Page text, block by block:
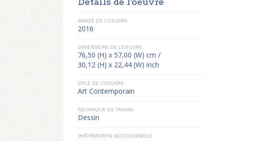
ANNÉE DE L'OEUVRE
2016
DIMENSIONS DE L'OEUVRE
76,50 (H) x 57,00 (W) cm /
30,12 (H) x 22,44 (W) inch
STYLE DE L'OEUVRE
Art Contemporain
TECHNIQUE DE TRAVAIL
Dessin
INFORMATION ADDITIONNELLE